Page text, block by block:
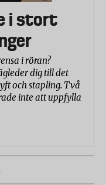
i stort
i röran?
dig till det
och stapling. Två
inte att uppfylla